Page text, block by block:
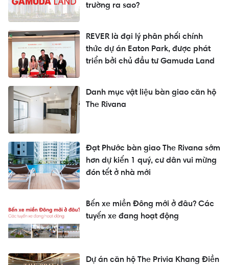
trường ra sao?
REVER là đại lý phân phối chính
thức dự án Eaton Park, được phát
triển bởi chủ đầu tư Gamuda Land
Danh mục vật liệu bàn giao căn hộ
The Rivana
Đạt Phước bàn giao The Rivana sớm
hơn dự kiến 1 quý, cư dân vui mừng
đón tết ở nhà mới
Bến xe miền Đông mới ở đâu? Các
tuyến xe đang hoạt động
Dự án căn hộ The Privia Khang Điền